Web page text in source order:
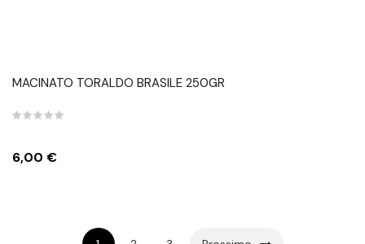
MACINATO TORALDO BRASILE 250GR
Prezzo
6,00 €